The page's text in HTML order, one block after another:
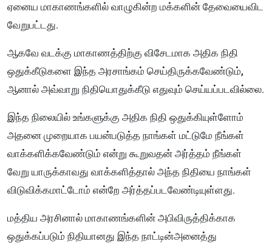
ஏனைய மாகாணங்களில் வாழுகின்ற மக்களின் தேவையைவிட
வேறுபட்டது.
ஆகவே வடக்கு மாகாணத்திற்கு விசேடமாக அதிக நிதி
ஒதுக்கீடுகளை இந்த அரசாங்கம் செய்திருக்கவேண்டும்,
ஆனால் அவ்வாறு நிதியொதுக்கீடு எதுவும் செய்யப்படவில்லை.
இந்த நிலையில் உங்களுக்கு அதிக நிதி ஒதுக்கியுள்ளோம்
அதனை முறையாக பயன்படுத்த நாங்கள் மட்டுமே நீங்கள்
வாக்களிக்கவேண்டும் என்று கூறுவதன் அர்த்தம் நீங்கள்
வேறு யாருக்காவது வாக்களித்தால் அந்த நிதியை நாங்கள்
விடுவிக்கமாட்டோம் என்றே அர்த்தப்படவேண்டியுள்ளது.
மத்திய அரசினால் மாகாணங்களின் அபிவிருத்திக்காக
ஒதுக்கப்படும் நிதியானது இந்த நாட்டின்அனைத்து